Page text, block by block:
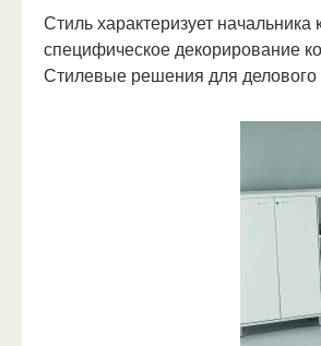
Стиль характеризует
специфическое декорирование
Стилевые решения для делового